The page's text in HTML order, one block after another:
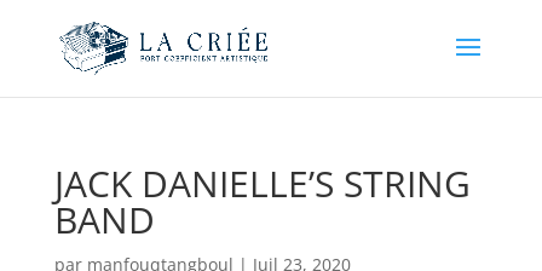
JACK DANIELLE’S STRING
BAND
par manfouqtangboul | Juil 23, 2020